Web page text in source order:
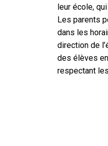
leur école,
Les parents
dans les
direction de
des élèves
respectant